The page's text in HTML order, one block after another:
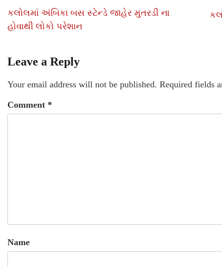
કલોલમાં અંબિકા બસ સ્ટેન્ડે જાહેર મુતરડી ના
હોવાથી લોકો પરેશાન
Leave a Reply
Your email address will not be published. Required fields
Comment *
Name